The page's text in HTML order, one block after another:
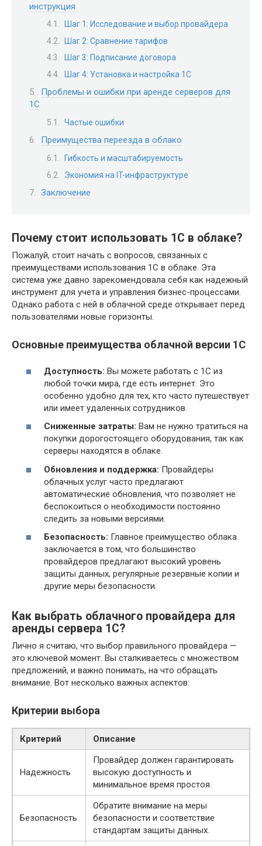
инструкция
Шаг 1: Исследование и выбор провайдера
Шаг 2: Сравнение тарифов
Шаг 3: Подписание договора
Шаг 4: Установка и настройка 1С
Проблемы и ошибки при аренде серверов для
1С
Частые ошибки
Преимущества переезда в облако
Гибкость и масштабируемость
Экономия на IT-инфраструктуре
Заключение
Почему стоит использовать 1С в облаке?
Пожалуй, стоит начать с вопросов, связанных с
преимуществами использования 1С в облаке. Эта
система уже давно зарекомендовала себя как надежный
инструмент для учета и управления бизнес-процессами.
Однако работа с ней в облачной среде открывает перед
пользователями новые горизонты.
Основные преимущества облачной версии 1С
Доступность: Вы можете работать с 1С из
любой точки мира, где есть интернет. Это
особенно удобно для тех, кто часто путешествует
или имеет удаленных сотрудников.
Сниженные затраты: Вам не нужно тратиться на
покупки дорогостоящего оборудования, так как
серверы находятся в облаке.
Обновления и поддержка: Провайдеры
облачных услуг часто предлагают
автоматические обновления, что позволяет не
беспокоиться о необходимости постоянно
следить за новыми версиями.
Безопасность: Главное преимущество облака
заключается в том, что большинство
провайдеров предлагают высокий уровень
защиты данных, регулярные резервные копии и
другие меры безопасности.
Как выбрать облачного провайдера для
аренды сервера 1С?
Лично я считаю, что выбор правильного провайдера —
это ключевой момент. Вы сталкиваетесь с множеством
предложений, и важно понимать, на что обращать
внимание. Вот несколько важных аспектов:
Критерии выбора
Критерий Описание
Надежность
Провайдер должен гарантировать
высокую доступность и
минимальное время простоя.
Безопасность
Обратите внимание на меры
безопасности и соответствие
стандартам защиты данных.